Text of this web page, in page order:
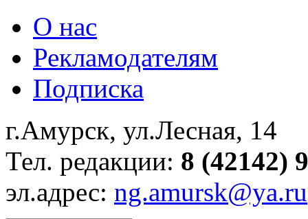
О нас
Рекламодателям
Подписка
г.Амурск, ул.Лесная, 14
Тел. редакции: 8 (42142)
эл.адрес: ng.amursk@ya.ru